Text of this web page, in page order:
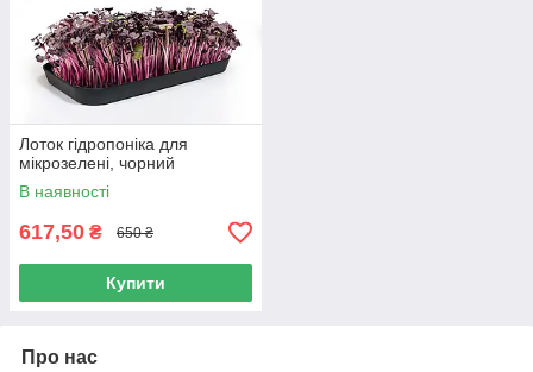
Лоток гідропоніка для
мікрозелені, чорний
В наявності
617,50 ₴ 650 ₴
Купити
Про нас